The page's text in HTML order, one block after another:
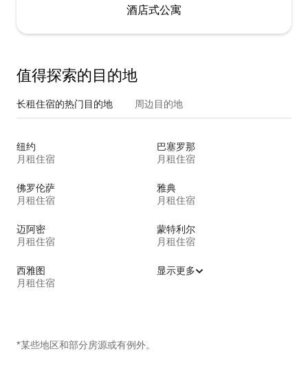
酒店式公寓
值得探索的目的地
长租住宿的热门目的地 周边目的地
纽约
月租住宿
巴塞罗那
月租住宿
佛罗伦萨
月租住宿
雅典
月租住宿
迈阿密
月租住宿
蒙特利尔
月租住宿
西雅图
月租住宿
显示更多
*某些地区和部分房源或有例外。